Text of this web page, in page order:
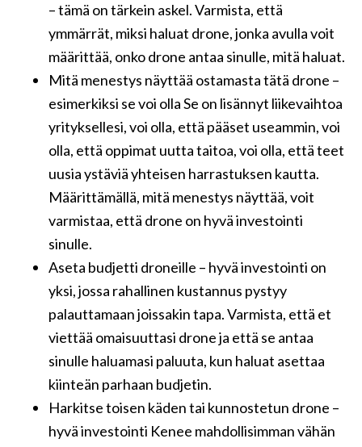
– tämä on tärkein askel. Varmista, että
ymmärrät, miksi haluat drone, jonka avulla voit
määrittää, onko drone antaa sinulle, mitä haluat.
Mitä menestys näyttää ostamasta tätä drone –
esimerkiksi se voi olla Se on lisännyt liikevaihtoa
yrityksellesi, voi olla, että pääset useammin, voi
olla, että oppimat uutta taitoa, voi olla, että teet
uusia ystäviä yhteisen harrastuksen kautta.
Määrittämällä, mitä menestys näyttää, voit
varmistaa, että drone on hyvä investointi
sinulle.
Aseta budjetti droneille – hyvä investointi on
yksi, jossa rahallinen kustannus pystyy
palauttamaan joissakin tapa. Varmista, että et
viettää omaisuuttasi drone ja että se antaa
sinulle haluamasi paluuta, kun haluat asettaa
kiinteän parhaan budjetin.
Harkitse toisen käden tai kunnostetun drone –
hyvä investointi Kenee mahdollisimman vähän